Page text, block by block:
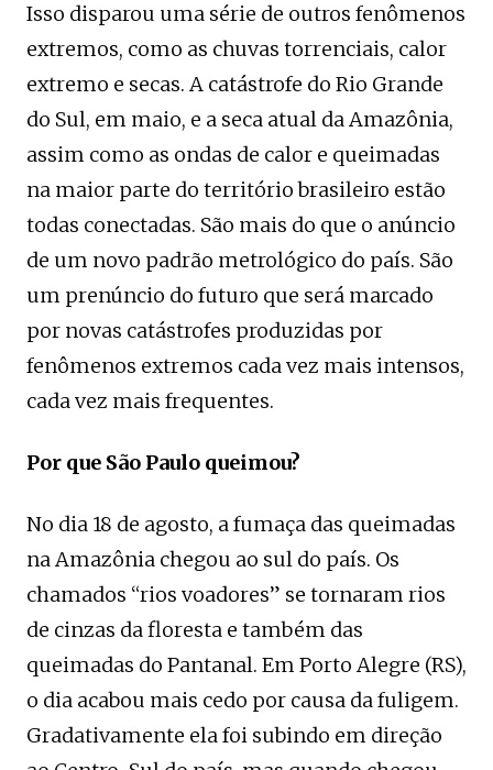
Isso disparou uma série de outros fenômenos
extremos, como as chuvas torrenciais, calor
extremo e secas. A catástrofe do Rio Grande
do Sul, em maio, e a seca atual da Amazônia,
assim como as ondas de calor e queimadas
na maior parte do território brasileiro estão
todas conectadas. São mais do que o anúncio
de um novo padrão metrológico do país. São
um prenúncio do futuro que será marcado
por novas catástrofes produzidas por
fenômenos extremos cada vez mais intensos,
cada vez mais frequentes.
Por que São Paulo queimou?
No dia 18 de agosto, a fumaça das queimadas
na Amazônia chegou ao sul do país. Os
chamados “rios voadores” se tornaram rios
de cinzas da floresta e também das
queimadas do Pantanal. Em Porto Alegre (RS),
o dia acabou mais cedo por causa da fuligem.
Gradativamente ela foi subindo em direção